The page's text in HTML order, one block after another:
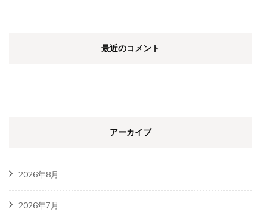
最近のコメント
アーカイブ
2026年8月
2026年7月